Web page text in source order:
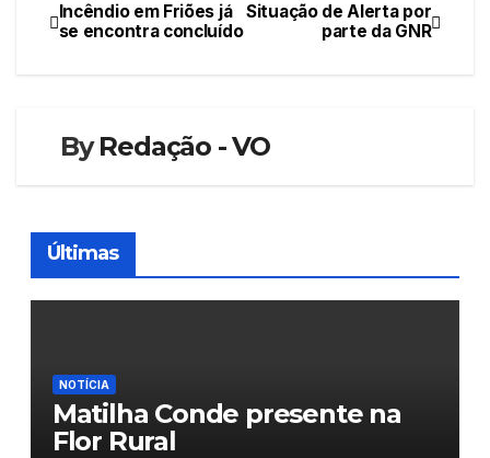
Navegação
Situação de Alerta por
parte da GNR
Incêndio em Friões já
se encontra concluído
ByRedação - VO
Últimas
NOTÍCIA
Matilha Conde presente na
Flor Rural